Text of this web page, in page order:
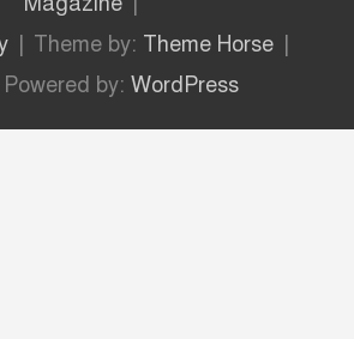
Theme by: Theme Horse
by: WordPress